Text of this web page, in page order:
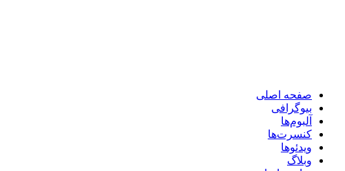
صفحه اصلی
بیوگرافی
آلبوم‌ها
کنسرت‌ها
ویدئو‌ها
وبلاگ